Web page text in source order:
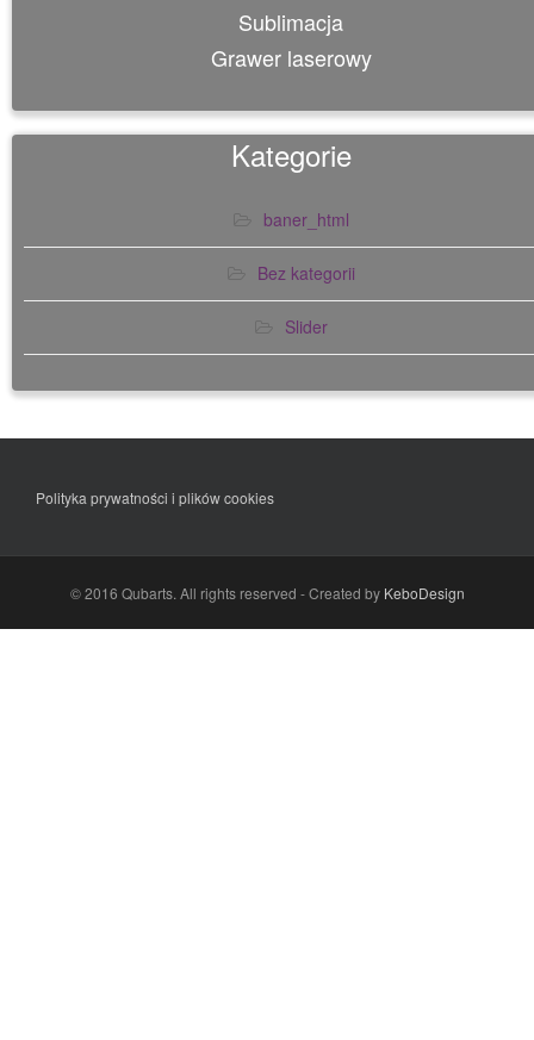
Sublimacja
Grawer laserowy
Kategorie
baner_html
Bez kategorii
Slider
Polityka prywatności i plików cookies
© 2016 Qubarts. All rights reserved - Created by KeboDesign